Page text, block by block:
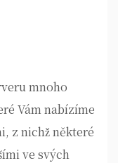
mnoho
Vám nabízíme
z nichž některé
ve svých